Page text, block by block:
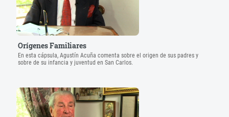
Orígenes Familiares
En esta cápsula, Agustín Acuña comenta sobre el origen de sus padres y
sobre de su infancia y juventud en San Carlos.